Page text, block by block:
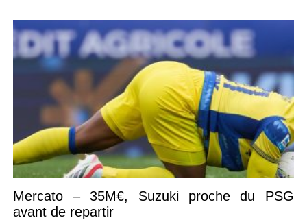
Mercato – 35M€, Suzuki proche du PSG
avant de repartir